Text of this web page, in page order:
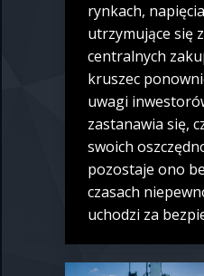
rynkach,
utrzymujące się
centralnych
kruszec
uwagi
zastanawia się,
swoich
pozostaje ono
czasach
uchodzi za